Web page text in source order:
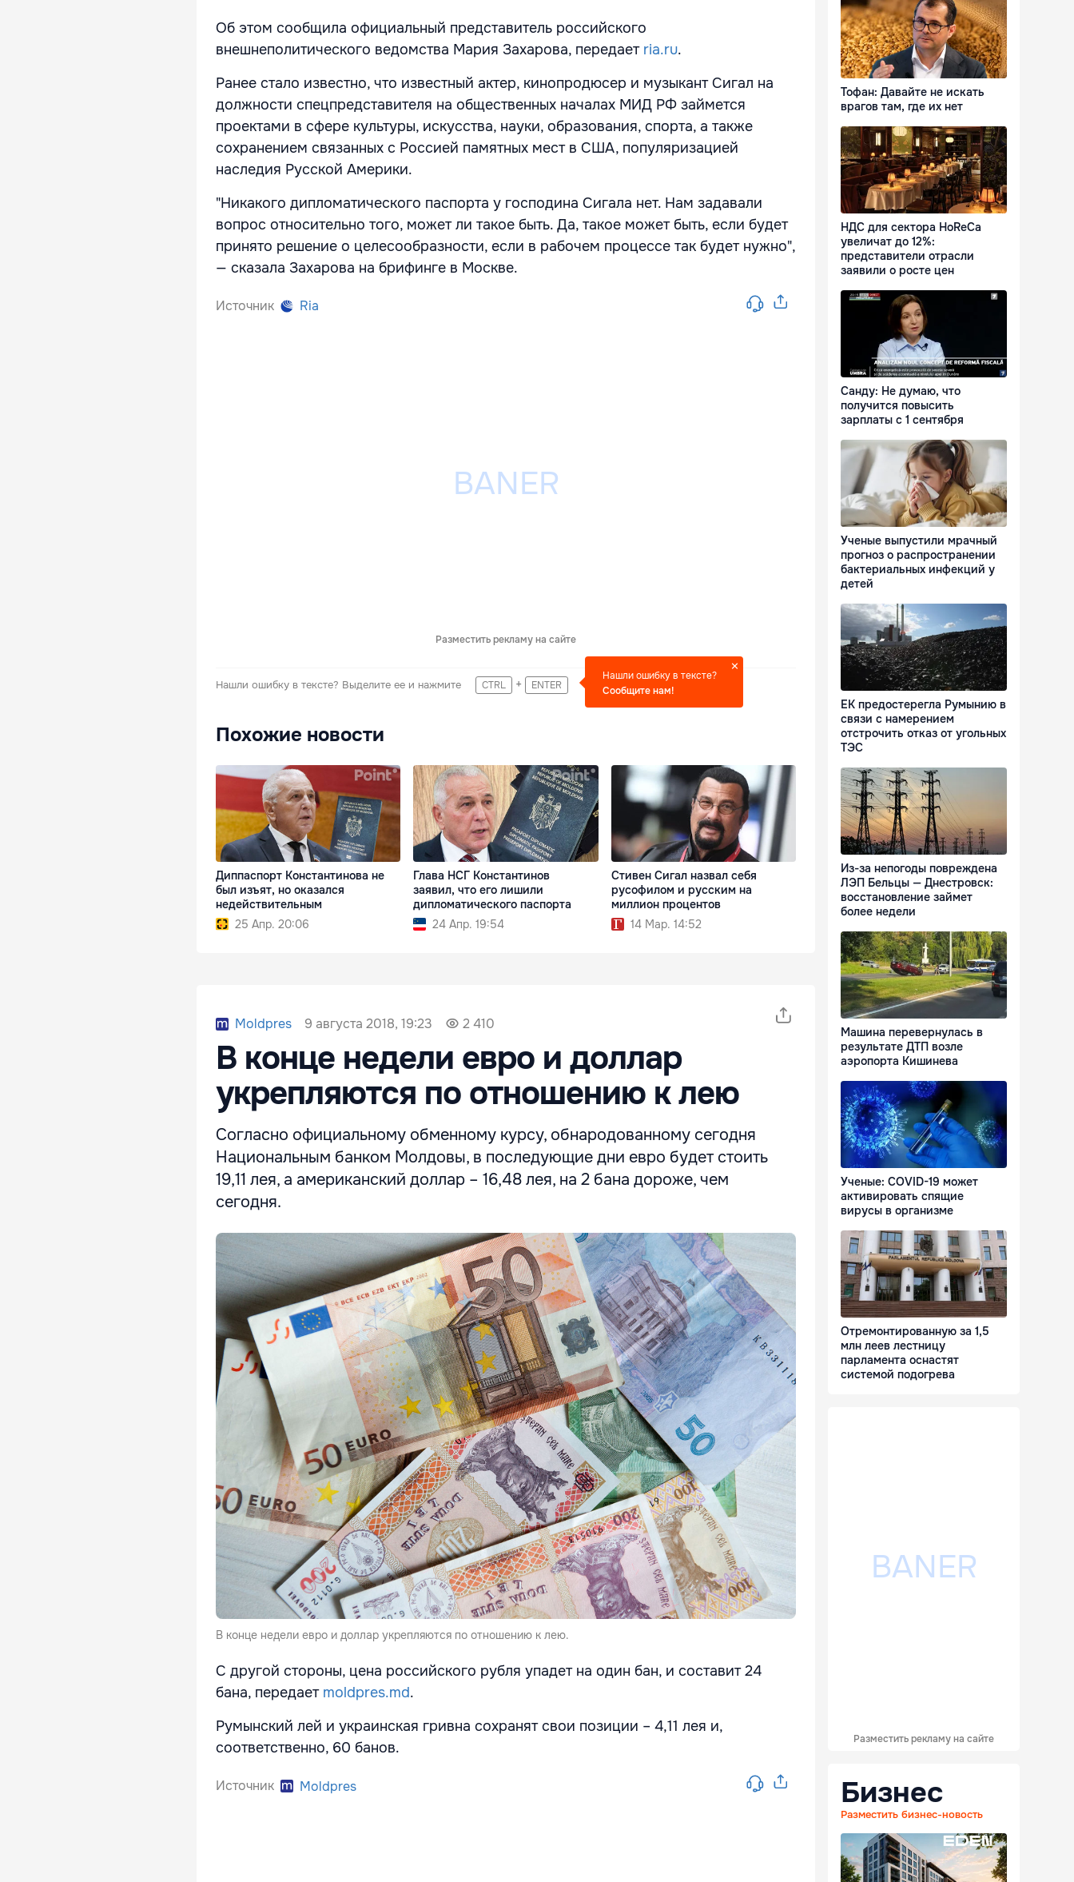
Об этом сообщила официальный представитель российского
внешнеполитического ведомства Мария Захарова, передает ria.ru.
Ранее стало известно, что известный актер, кинопродюсер и музыкант Сигал на
должности спецпредставителя на общественных началах МИД РФ займется
проектами в сфере культуры, искусства, науки, образования, спорта, а также
сохранением связанных с Россией памятных мест в США, популяризацией
наследия Русской Америки.
"Никакого дипломатического паспорта у господина Сигала нет. Нам задавали
вопрос относительно того, может ли такое быть. Да, такое может быть, если будет
принято решение о целесообразности, если в рабочем процессе так будет нужно",
— сказала Захарова на брифинге в Москве.
Источник Ria
Разместить рекламу на сайте
Нашли ошибку в тексте? Выделите ее и нажмите CTRL + ENTER
Нашли ошибку в тексте?
Сообщите нам!
Похожие новости
Диппаспорт Константинова не
был изъят, но оказался
недействительным
25 Апр. 20:06
Глава НСГ Константинов
заявил, что его лишили
дипломатического паспорта
24 Апр. 19:54
Стивен Сигал назвал себя
русофилом и русским на
миллион процентов
14 Мар. 14:52
Moldpres 9 августа 2018, 19:23 2 410
В конце недели евро и доллар
укрепляются по отношению к лею
Согласно официальному обменному курсу, обнародованному сегодня
Национальным банком Молдовы, в последующие дни евро будет стоить
19,11 лея, а американский доллар – 16,48 лея, на 2 бана дороже, чем
сегодня.
В конце недели евро и доллар укрепляются по отношению к лею.
С другой стороны, цена российского рубля упадет на один бан, и составит 24
бана, передает moldpres.md.
Румынский лей и украинская гривна сохранят свои позиции – 4,11 лея и,
соответственно, 60 банов.
Источник Moldpres
Тофан: Давайте не искать
врагов там, где их нет
НДС для сектора HoReCa
увеличат до 12%:
представители отрасли
заявили о росте цен
Санду: Не думаю, что
получится повысить
зарплаты с 1 сентября
Ученые выпустили мрачный
прогноз о распространении
бактериальных инфекций у
детей
ЕК предостерегла Румынию в
связи с намерением
отстрочить отказ от угольных
ТЭС
Из-за непогоды повреждена
ЛЭП Бельцы — Днестровск:
восстановление займет
более недели
Машина перевернулась в
результате ДТП возле
аэропорта Кишинева
Ученые: COVID-19 может
активировать спящие
вирусы в организме
Отремонтированную за 1,5
млн леев лестницу
парламента оснастят
системой подогрева
Разместить рекламу на сайте
Бизнес
Разместить бизнес-новость